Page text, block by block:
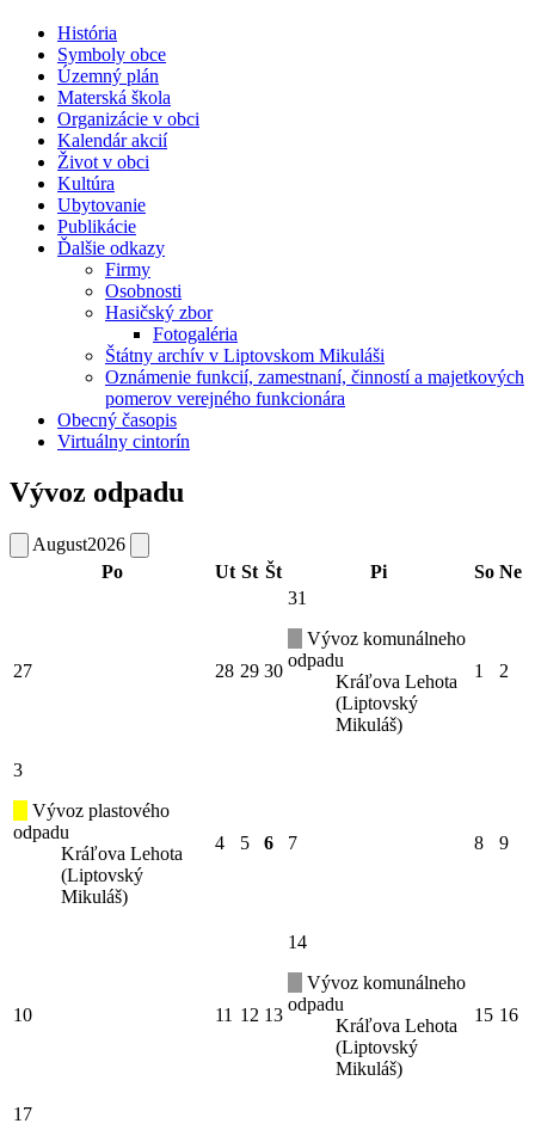
História
Symboly obce
Územný plán
Materská škola
Organizácie v obci
Kalendár akcií
Život v obci
Kultúra
Ubytovanie
Publikácie
Ďalšie odkazy
Firmy
Osobnosti
Hasičský zbor
Fotogaléria
Štátny archív v Liptovskom Mikuláši
Oznámenie funkcií, zamestnaní, činností a majetkových
pomerov verejného funkcionára
Obecný časopis
Virtuálny cintorín
Vývoz odpadu
August2026
Po
Ut St Št Pi So Ne
27 28 29 30
31
Vývoz komunálneho
odpadu
Kráľova Lehota
(Liptovský
Mikuláš)
1 2
3
Vývoz plastového
odpadu
Kráľova Lehota
(Liptovský
Mikuláš)
4 5 6 7 8 9
10 11 12 13
14
Vývoz komunálneho
odpadu
Kráľova Lehota
(Liptovský
Mikuláš)
15 16
17